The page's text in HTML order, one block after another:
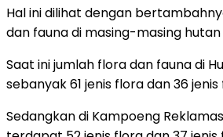
Hal ini dilihat dengan
dan fauna di masing-masing
Saat ini jumlah flora dan fauna di
sebanyak 61 jenis flora dan 36 jenis
Sedangkan di Kampoeng